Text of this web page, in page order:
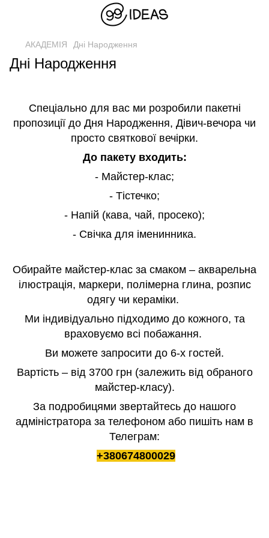
АКАДЕМІЯ Дні Народження
Дні Народження
Спеціально для вас ми розробили пакетні
пропозиції до Дня Народження, Дівич-вечора чи
просто святкової вечірки.
До пакету входить:
- Майстер-клас;
- Тістечко;
- Напій (кава, чай, просеко);
- Свічка для іменинника.
Обирайте майстер-клас за смаком – акварельна
ілюстрація, маркери, полімерна глина, розпис
одягу чи кераміки.
Ми індивідуально підходимо до кожного, та
враховуємо всі побажання.
Ви можете запросити до 6-х гостей.
Вартість – від 3700 грн (залежить від обраного
майстер-класу).
За подробицями звертайтесь до нашого
адміністратора за телефоном або пишіть нам в
Телеграм:
+380674800029